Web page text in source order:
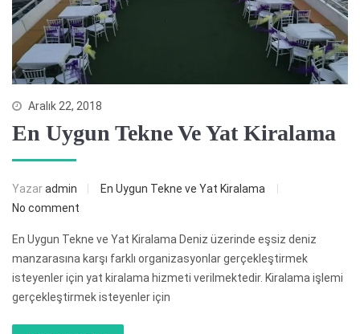
Aralık 22, 2018
En Uygun Tekne Ve Yat Kiralama
Yazaradmin
En Uygun Tekne ve Yat Kiralama
No comment
En Uygun Tekne ve Yat Kiralama Deniz üzerinde eşsiz deniz
manzarasına karşı farklı organizasyonlar gerçekleştirmek
isteyenler için yat kiralama hizmeti verilmektedir. Kiralama işlemi
gerçekleştirmek isteyenler için